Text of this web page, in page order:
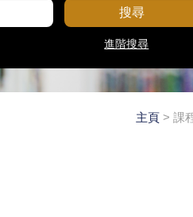
搜尋
進階搜尋
主頁 > 課